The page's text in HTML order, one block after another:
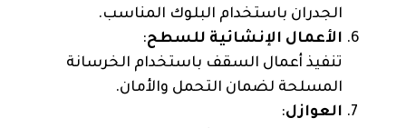
الجدران باستخدام البلوك المناسب.
الأعمال الإنشائية للسطح:
تنفيذ أعمال السقف باستخدام الخرسانة
المسلحة لضمان التحمل والأمان.
العوازل: